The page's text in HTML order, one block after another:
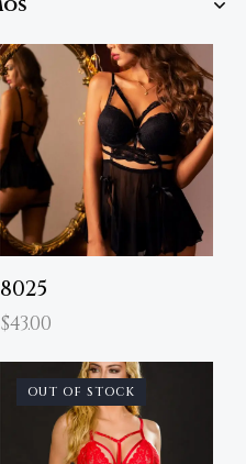
8025
$43.00
OUT OF STOCK